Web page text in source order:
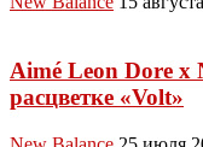
Aimé Leon Dore x
расцветке «Volt»